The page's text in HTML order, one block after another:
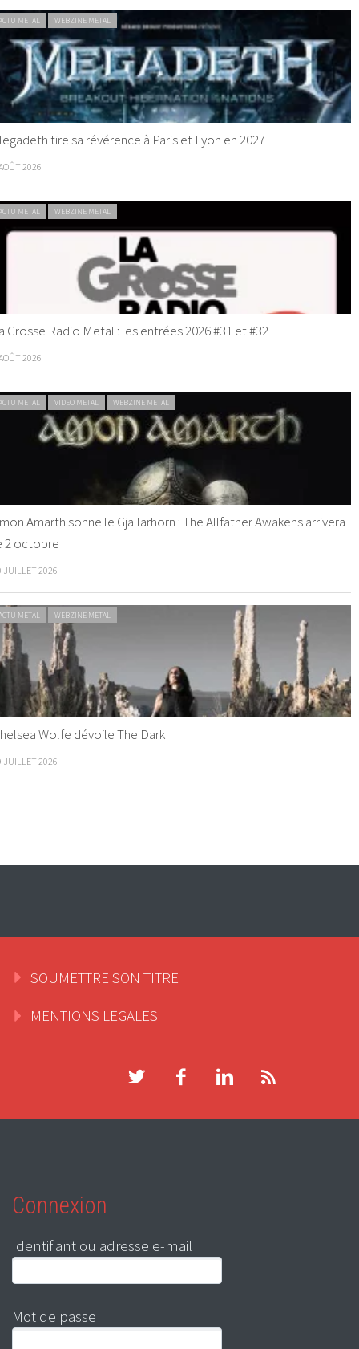
METAL WEBZINE METAL
tire sa révérence à Paris et Lyon en 2027
2026
METAL WEBZINE METAL
Grosse Radio Metal : les entrées 2026 #31 et #32
2026
METAL VIDEO METAL WEBZINE METAL
Amarth sonne le Gjallarhorn : The Allfather Awakens arrivera
2 octobre
JUILLET 2026
METAL WEBZINE METAL
Wolfe dévoile The Dark
JUILLET 2026
SOUMETTRE SON TITRE
MENTIONS LEGALES
Connexion
Identifiant ou adresse e-mail
Mot de passe